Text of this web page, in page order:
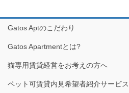
Gatos Aptのこだわり
Gatos Apartmentとは?
猫専用賃貸経営をお考えの方へ
ペット可賃貸内見希望者紹介サービス